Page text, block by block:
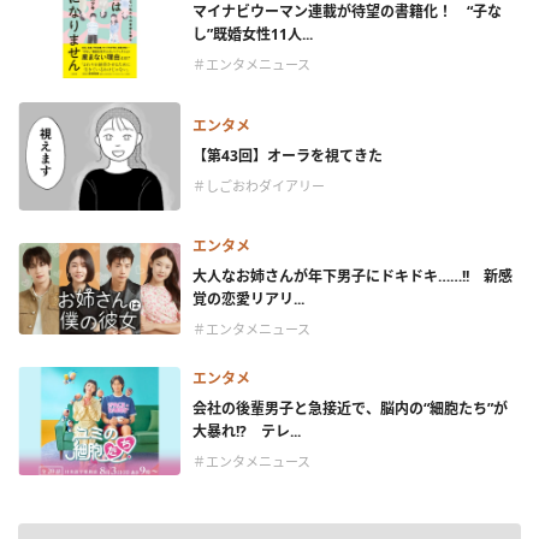
マイナビウーマン連載が待望の書籍化！ “子な
し”既婚女性11人...
＃エンタメニュース
エンタメ
【第43回】オーラを視てきた
＃しごおわダイアリー
エンタメ
大人なお姉さんが年下男子にドキドキ……!! 新感
覚の恋愛リアリ...
＃エンタメニュース
エンタメ
会社の後輩男子と急接近で、脳内の“細胞たち”が
大暴れ!? テレ...
＃エンタメニュース